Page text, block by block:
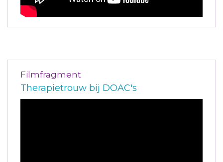
Filmfragment
Therapietrouw bij DOAC's